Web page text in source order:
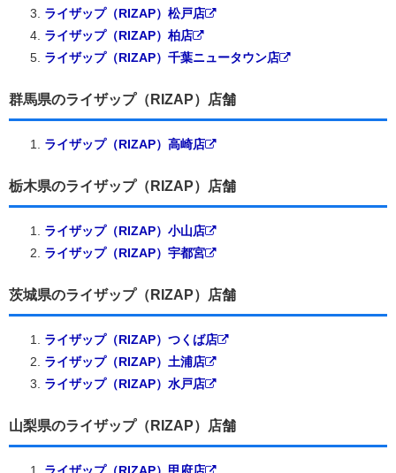
ライザップ（RIZAP）松戸店
ライザップ（RIZAP）柏店
ライザップ（RIZAP）千葉ニュータウン店
群馬県のライザップ（RIZAP）店舗
ライザップ（RIZAP）高崎店
栃木県のライザップ（RIZAP）店舗
ライザップ（RIZAP）小山店
ライザップ（RIZAP）宇都宮
茨城県のライザップ（RIZAP）店舗
ライザップ（RIZAP）つくば店
ライザップ（RIZAP）土浦店
ライザップ（RIZAP）水戸店
山梨県のライザップ（RIZAP）店舗